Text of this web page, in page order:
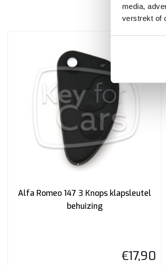
media,
verstrekt of
Alfa Romeo 147 3 Knops klapsleutel
behuizing
€17,90